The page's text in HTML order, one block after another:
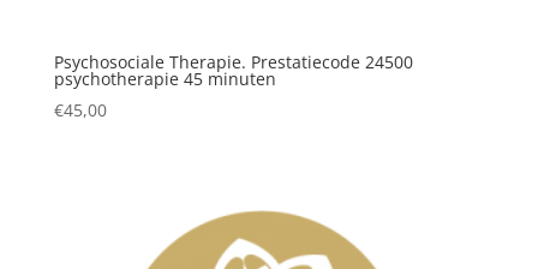
Psychosociale Therapie. Prestatiecode 24500
psychotherapie 45 minuten
€45,00